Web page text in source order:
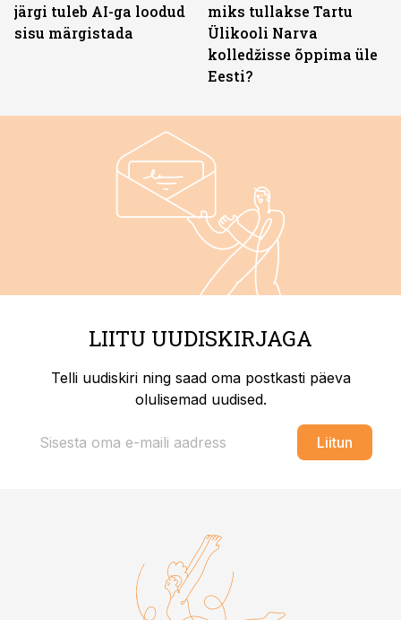
järgi tuleb AI-ga loodud
sisu märgistada
miks tullakse Tartu
Ülikooli Narva
kolledžisse õppima üle
Eesti?
LIITU UUDISKIRJAGA
Telli uudiskiri ning saad oma postkasti päeva
olulisemad uudised.
Liitun